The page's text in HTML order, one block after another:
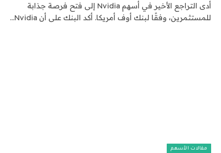
أدى التراجع الأخير في أسهم Nvidia إلى فتح فرصة جذابة
للمستثمرين، وفقًا لبنك أوف أمريكا. أكد البنك على أن Nvidia…
مقالات الأسهم